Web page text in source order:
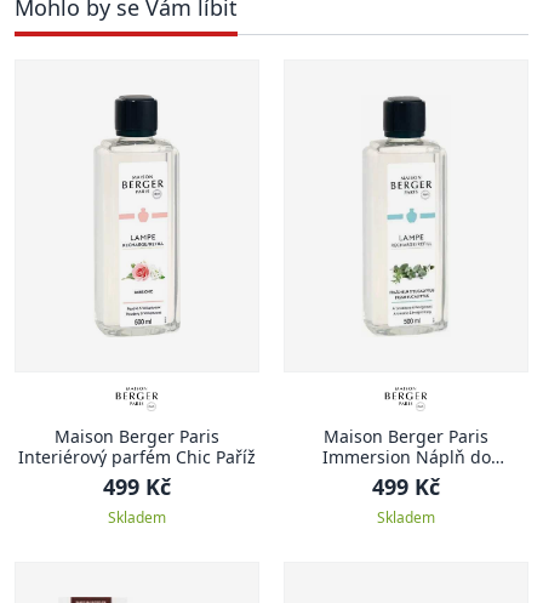
Mohlo by se Vám líbit
Maison Berger Paris
Interiérový parfém Chic Paříž
499 Kč
Skladem
Maison Berger Paris
Immersion Náplň do
katalytické lampy Čerstvý
eukalyptus 500 ml
499 Kč
Skladem